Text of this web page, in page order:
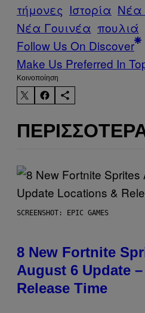
τήμονες Ιστορία Νέα
Νέα Γουινέα πουλιά
Follow Us On Discover
Make Us Preferred In
Kοινοποίηση
SCREENSHOT: EPIC GAMES
8 New Fortnite
August 6 Update
Release Time